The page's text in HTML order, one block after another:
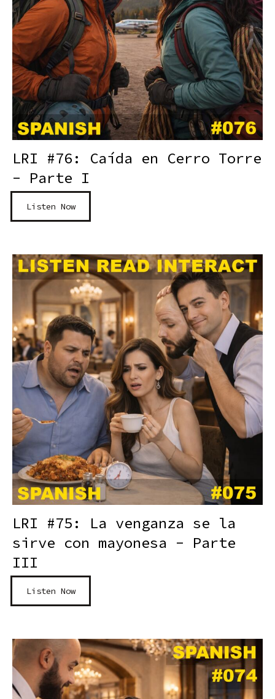
LRI #76: Caída en Cerro Torre
- Parte I
Listen Now
LRI #75: La venganza se la
sirve con mayonesa - Parte
III
Listen Now